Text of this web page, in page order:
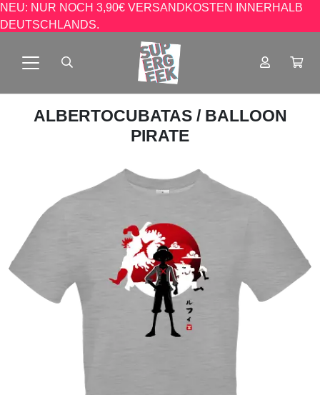
NEU: NUR NOCH 3,90€ VERSANDKOSTEN INNERHALB
DEUTSCHLANDS.
ALBERTOCUBATAS / BALLOON
PIRATE